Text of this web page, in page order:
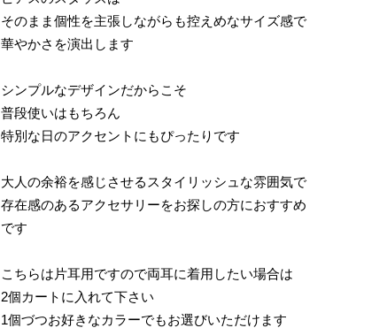
そのまま個性を主張しながらも控えめなサイズ感で
華やかさを演出します
シンプルなデザインだからこそ
普段使いはもちろん
特別な日のアクセントにもぴったりです
大人の余裕を感じさせるスタイリッシュな雰囲気で
存在感のあるアクセサリーをお探しの方におすすめ
です
こちらは片耳用ですので両耳に着用したい場合は
2個カートに入れて下さい
1個づつお好きなカラーでもお選びいただけます